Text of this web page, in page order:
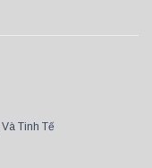
Tinh Tế